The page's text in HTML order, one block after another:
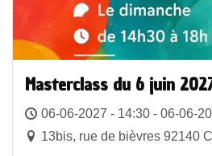
Masterclass du 6 juin
06-06-2027 - 14:30 - 06-06-
13bis, rue de bièvres 92140